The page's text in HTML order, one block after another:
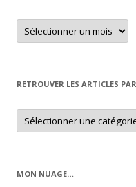
Retrouver
un
article
RETROUVER LES ARTICLES
Retrouver
les
articles
MON NUAGE…